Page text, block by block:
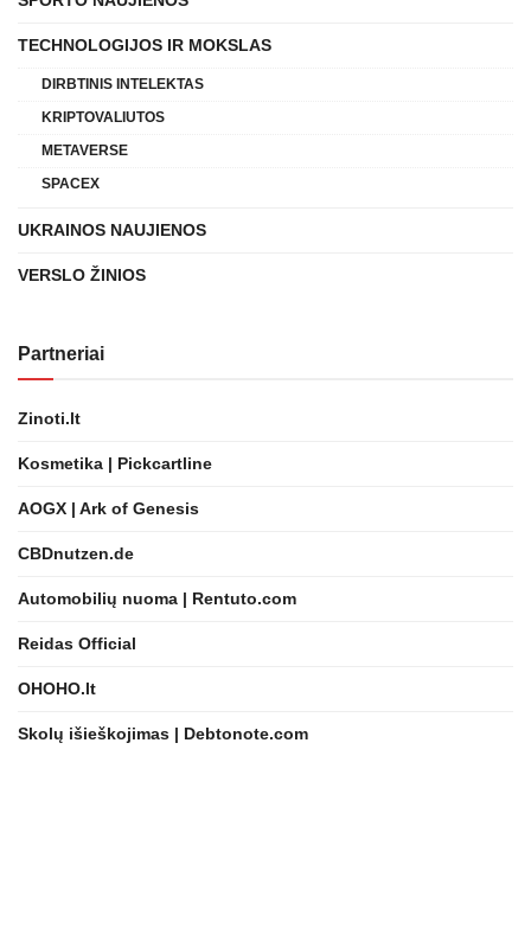
TECHNOLOGIJOS IR MOKSLAS
DIRBTINIS INTELEKTAS
KRIPTOVALIUTOS
METAVERSE
SPACEX
UKRAINOS NAUJIENOS
VERSLO ŽINIOS
Partneriai
Zinoti.lt
Kosmetika | Pickcartline
AOGX | Ark of Genesis
CBDnutzen.de
Automobilių nuoma | Rentuto.com
Reidas Official
OHOHO.lt
Skolų išieškojimas | Debtonote.com